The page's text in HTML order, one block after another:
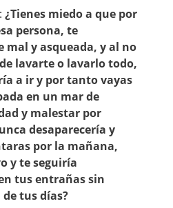
¿Tienes miedo a que por
persona, te
mal y asqueada, y al no
lavarte o lavarlo todo,
a ir y por tanto vayas
en un mar de
y malestar por
desaparecería y
por la mañana,
y te seguiría
tus entrañas sin
tus días?